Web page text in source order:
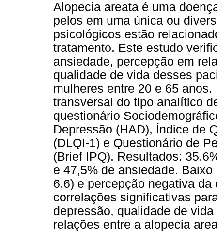
Alopecia areata é uma
pelos em uma única ou
psicológicos estão
tratamento. Este estudo
ansiedade, percepção em
qualidade de vida desses
mulheres entre 20 e 65
transversal do tipo analítico
questionário
Depressão (HAD), Índice de
(DLQI-1) e Questionário de
(Brief IPQ). Resultados:
e 47,5% de ansiedade.
6,6) e percepção negativa
correlações significativas
depressão, qualidade de
relações entre a alopecia